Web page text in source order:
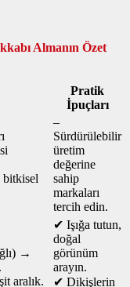
Almanın Özet
Pratik
İpuçları
bitkisel
–
Sürdürülebilir
üretim
değerine
sahip
markaları
tercih edin.
→
aralık.
✔ Işığa tutun,
doğal
görünüm
arayın.
✔ Dikişlerin